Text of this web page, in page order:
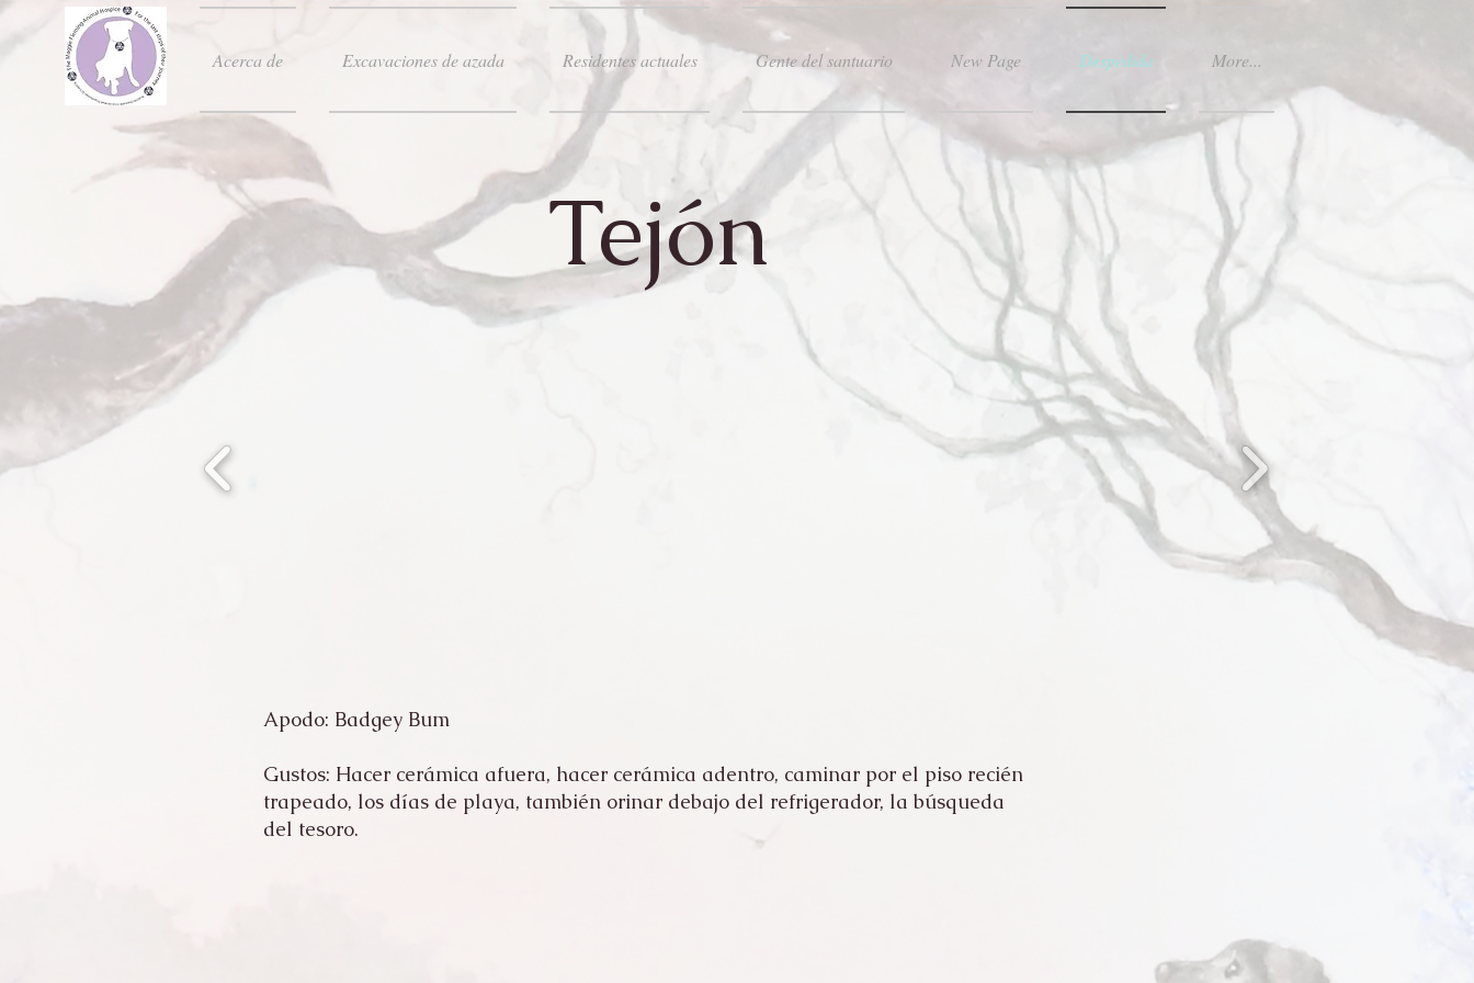
Acerca de Excavaciones de azada Residentes actuales Gente del santuario New Page Despedida More...
Tejón
Apodo: Badgey Bum
Gustos: Hacer cerámica afuera, hacer cerámica adentro, caminar por el piso recién
trapeado, los días de playa, también orinar debajo del refrigerador, la búsqueda
del tesoro.